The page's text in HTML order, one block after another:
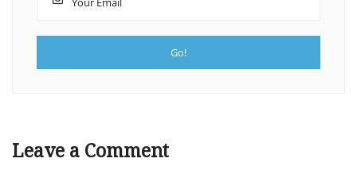
Leave a Comment